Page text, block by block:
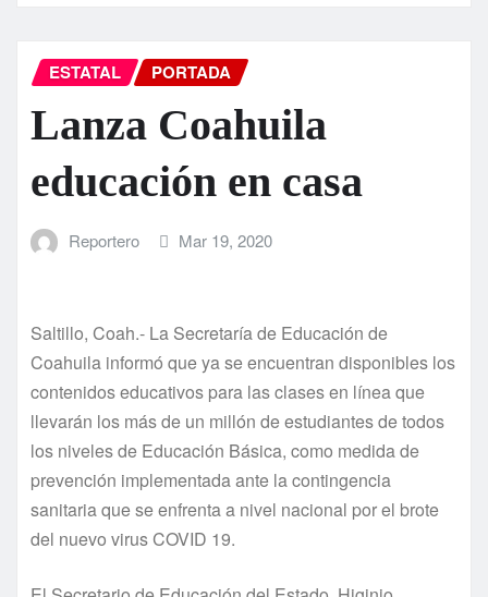
ESTATAL PORTADA
Lanza Coahuila
educación en casa
Reportero Mar 19, 2020
Saltillo, Coah.- La Secretaría de Educación de
Coahuila informó que ya se encuentran disponibles los
contenidos educativos para las clases en línea que
llevarán los más de un millón de estudiantes de todos
los niveles de Educación Básica, como medida de
prevención implementada ante la contingencia
sanitaria que se enfrenta a nivel nacional por el brote
del nuevo virus COVID 19.